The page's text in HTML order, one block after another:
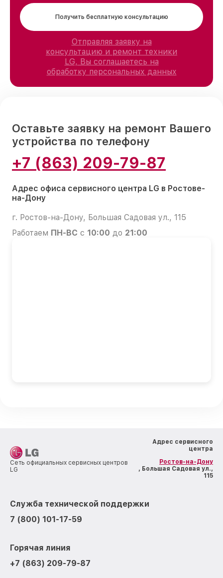
Получить бесплатную консультацию
Отправляя заявку на
консультацию и ремонт техники
LG, Вы соглашаетесь на
обработку персональных данных
Оставьте заявку на ремонт Вашего
устройства по телефону
+7 (863) 209-79-87
Адрес офиса сервисного центра LG в Ростове-
на-Дону
г. Ростов-на-Дону, Большая Садовая ул., 115
Работаем ПН-ВС с 10:00 до 21:00
Сеть официальных сервисных центров
LG
Адрес сервисного
центра
Ростов-на-Дону
, Большая Садовая ул.,
115
Служба технической поддержки
7 (800) 101-17-59
Горячая линия
+7 (863) 209-79-87